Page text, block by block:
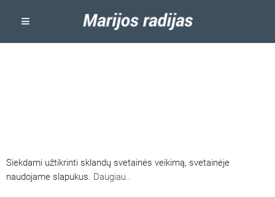
Siekdami užtikrinti sklandų svetainės veikimą, svetainėje
naudojame slapukus. Daugiau..